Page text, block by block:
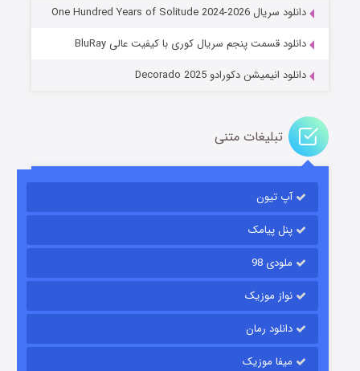
قسمت۲ (زیرنویس) منتشر شد
دانلود سریال One Hundred Years of Solitude 2024-2026
دانلود قسمت پنجم سریال کوری با کیفیت عالی BluRay
دانلود انیمیشن دکورادو Decorado 2025
تبلیغات متنی
آپ تیون
پنل پیامک
ملودی 98
نواز موزیک
دانلود رمان
میفا موزیک